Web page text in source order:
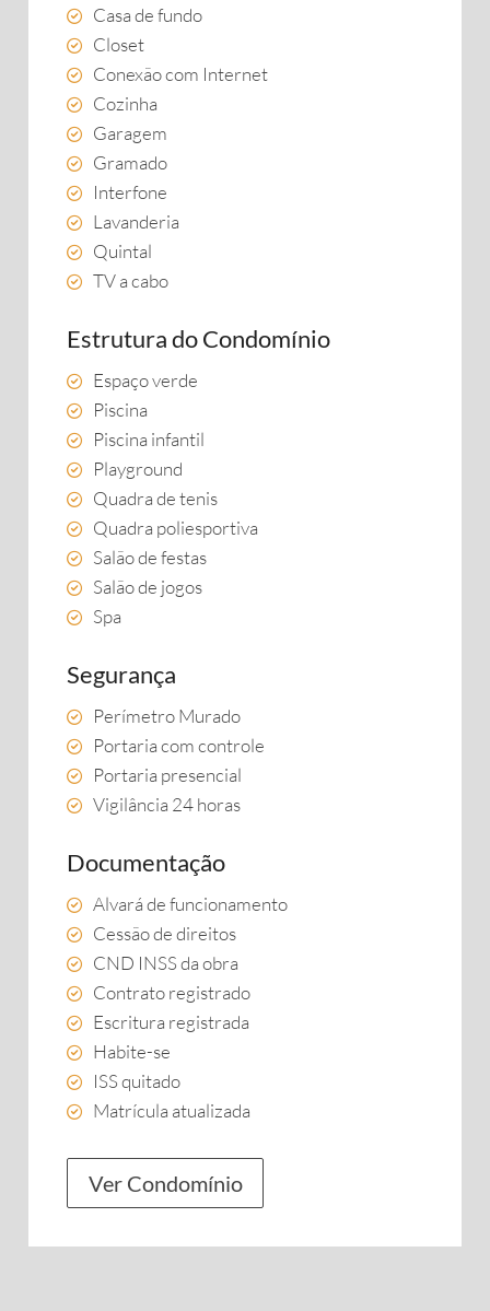
Casa de fundo
Closet
Conexão com Internet
Cozinha
Garagem
Gramado
Interfone
Lavanderia
Quintal
TV a cabo
Estrutura do Condomínio
Espaço verde
Piscina
Piscina infantil
Playground
Quadra de tenis
Quadra poliesportiva
Salão de festas
Salão de jogos
Spa
Segurança
Perímetro Murado
Portaria com controle
Portaria presencial
Vigilância 24 horas
Documentação
Alvará de funcionamento
Cessão de direitos
CND INSS da obra
Contrato registrado
Escritura registrada
Habite-se
ISS quitado
Matrícula atualizada
Ver Condomínio